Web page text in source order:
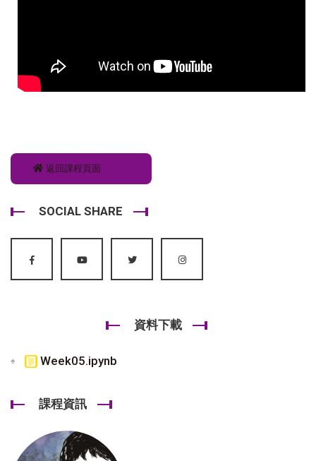
返回課程頁面
SOCIAL SHARE
資料下載
Week05.ipynb
課程資訊